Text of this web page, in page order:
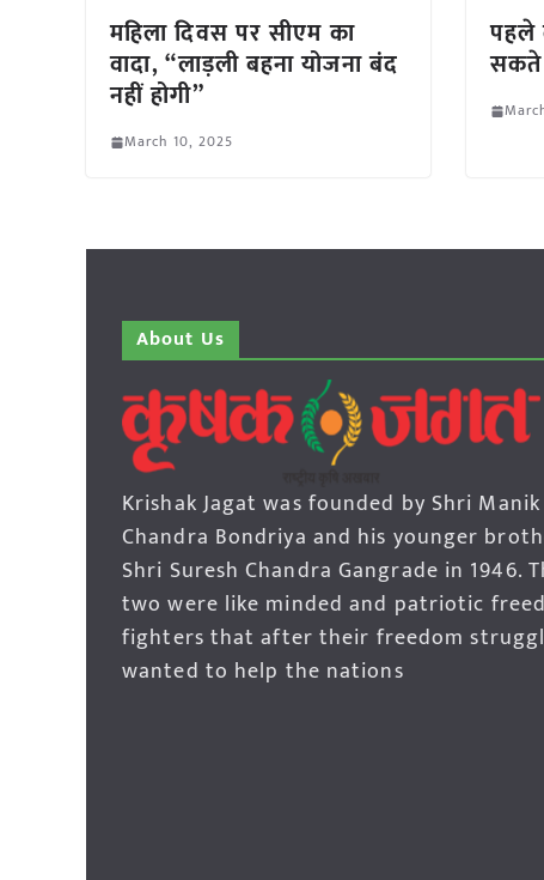
महिला दिवस पर सीएम का
वादा, “लाड़ली बहना योजना बंद
नहीं होगी”
March 10, 2025
पहले
सकते
About Us
Krishak Jagat was founded by Shri Manik
Chandra Bondriya and his younger
Shri Suresh Chandra Gangrade in 1946.
two were like minded and patriotic
fighters that after their freedom
wanted to help the nations